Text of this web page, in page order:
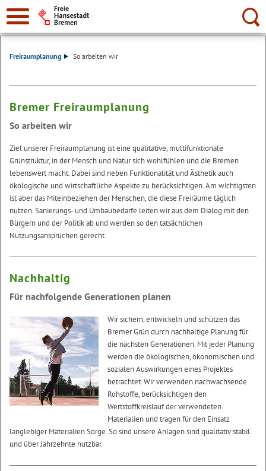
Suche:
Freiraumplanung So arbeiten wir
Bremer Freiraumplanung
So arbeiten wir
Ziel unserer Freiraumplanung ist eine qualitative, multifunktionale
Grünstruktur, in der Mensch und Natur sich wohlfühlen und die Bremen
lebenswert macht. Dabei sind neben Funktionalität und Ästhetik auch
ökologische und wirtschaftliche Aspekte zu berücksichtigen. Am wichtigsten
ist aber das Miteinbeziehen der Menschen, die diese Freiräume täglich
nutzen. Sanierungs- und Umbaubedarfe leiten wir aus dem Dialog mit den
Bürgern und der Politik ab und werden so den tatsächlichen
Nutzungsansprüchen gerecht.
Nachhaltig
Für nachfolgende Generationen planen
Wir sichern, entwickeln und schützen das
Bremer Grün durch nachhaltige Planung für
die nächsten Generationen. Mit jeder Planung
werden die ökologischen, ökonomischen und
sozialen Auswirkungen eines Projektes
betrachtet. Wir verwenden nachwachsende
Rohstoffe, berücksichtigen den
Wertstoffkreislauf der verwendeten
Materialien und tragen für den Einsatz
langlebiger Materialien Sorge. So sind unsere Anlagen sind qualitativ stabil
und über Jahrzehnte nutzbar.